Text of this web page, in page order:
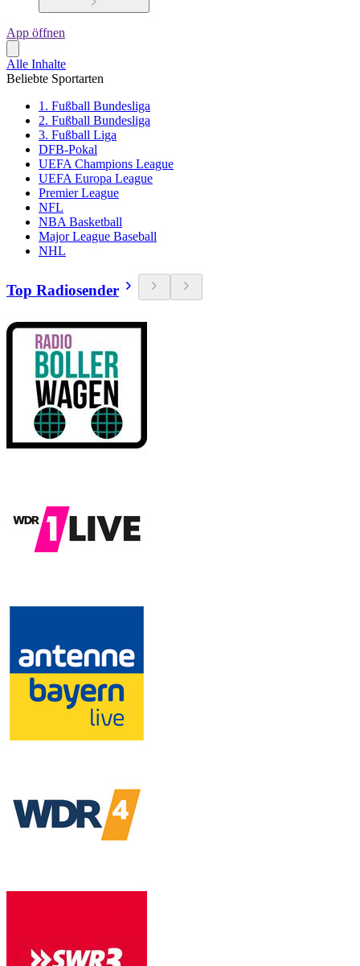
App öffnen
Alle Inhalte
Beliebte Sportarten
1. Fußball Bundesliga
2. Fußball Bundesliga
3. Fußball Liga
DFB-Pokal
UEFA Champions League
UEFA Europa League
Premier League
NFL
NBA Basketball
Major League Baseball
NHL
Top Radiosender